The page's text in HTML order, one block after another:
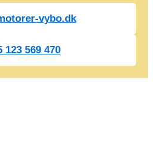
vybo.dk
123 569 470